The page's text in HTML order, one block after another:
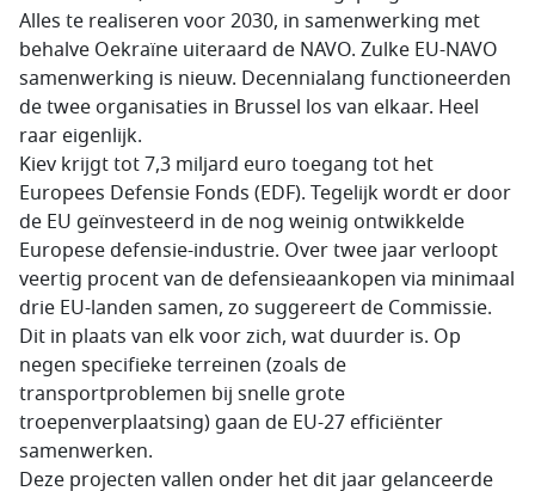
Alles te realiseren voor 2030, in samenwerking met
behalve Oekraïne uiteraard de NAVO. Zulke EU-NAVO
samenwerking is nieuw. Decennialang functioneerden
de twee organisaties in Brussel los van elkaar. Heel
raar eigenlijk.
Kiev krijgt tot 7,3 miljard euro toegang tot het
Europees Defensie Fonds (EDF). Tegelijk wordt er door
de EU geïnvesteerd in de nog weinig ontwikkelde
Europese defensie-industrie. Over twee jaar verloopt
veertig procent van de defensieaankopen via minimaal
drie EU-landen samen, zo suggereert de Commissie.
Dit in plaats van elk voor zich, wat duurder is. Op
negen specifieke terreinen (zoals de
transportproblemen bij snelle grote
troepenverplaatsing) gaan de EU-27 efficiënter
samenwerken.
Deze projecten vallen onder het dit jaar gelanceerde